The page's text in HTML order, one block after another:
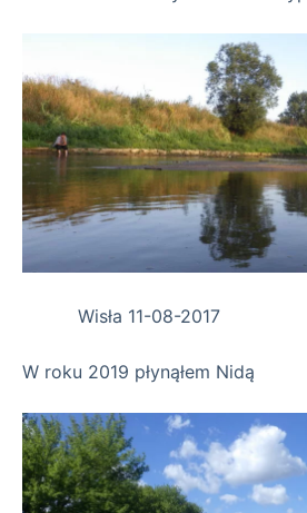
Wisła 11-08-2017
W roku 2019 płynąłem Nidą